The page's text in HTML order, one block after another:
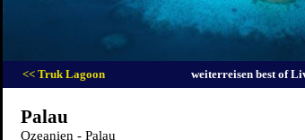
<< Truk Lagoon weiterreisen best of
Palau
Ozeanien - Palau